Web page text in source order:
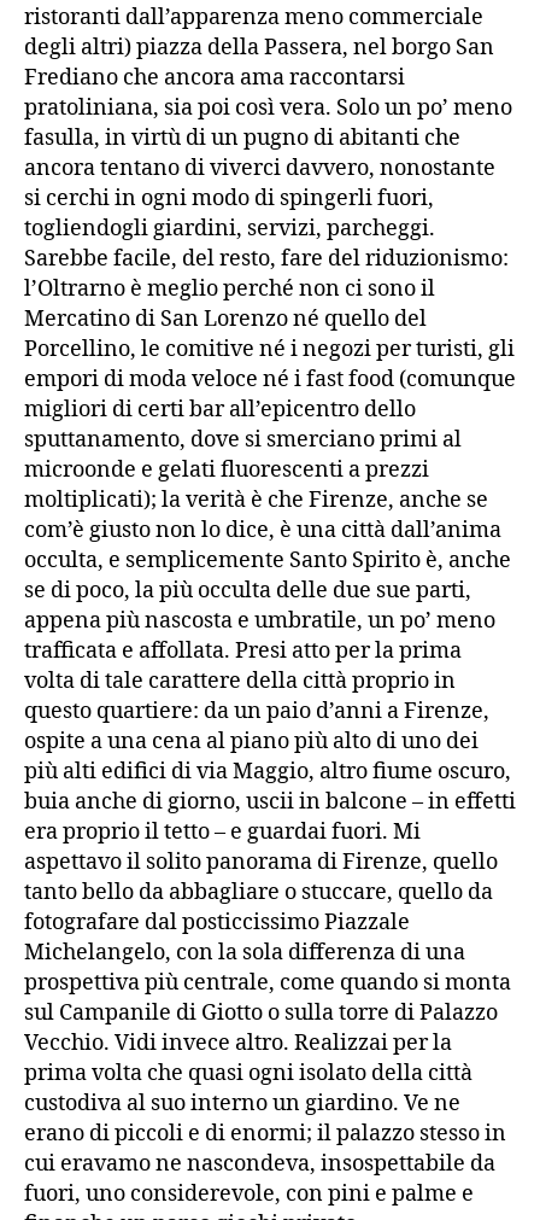
ristoranti dall’apparenza meno commerciale
degli altri) piazza della Passera, nel borgo San
Frediano che ancora ama raccontarsi
pratoliniana, sia poi così vera. Solo un po’ meno
fasulla, in virtù di un pugno di abitanti che
ancora tentano di viverci davvero, nonostante
si cerchi in ogni modo di spingerli fuori,
togliendogli giardini, servizi, parcheggi.
Sarebbe facile, del resto, fare del riduzionismo:
l’Oltrarno è meglio perché non ci sono il
Mercatino di San Lorenzo né quello del
Porcellino, le comitive né i negozi per turisti, gli
empori di moda veloce né i fast food (comunque
migliori di certi bar all’epicentro dello
sputtanamento, dove si smerciano primi al
microonde e gelati fluorescenti a prezzi
moltiplicati); la verità è che Firenze, anche se
com’è giusto non lo dice, è una città dall’anima
occulta, e semplicemente Santo Spirito è, anche
se di poco, la più occulta delle due sue parti,
appena più nascosta e umbratile, un po’ meno
trafficata e affollata. Presi atto per la prima
volta di tale carattere della città proprio in
questo quartiere: da un paio d’anni a Firenze,
ospite a una cena al piano più alto di uno dei
più alti edifici di via Maggio, altro fiume oscuro,
buia anche di giorno, uscii in balcone – in effetti
era proprio il tetto – e guardai fuori. Mi
aspettavo il solito panorama di Firenze, quello
tanto bello da abbagliare o stuccare, quello da
fotografare dal posticcissimo Piazzale
Michelangelo, con la sola differenza di una
prospettiva più centrale, come quando si monta
sul Campanile di Giotto o sulla torre di Palazzo
Vecchio. Vidi invece altro. Realizzai per la
prima volta che quasi ogni isolato della città
custodiva al suo interno un giardino. Ve ne
erano di piccoli e di enormi; il palazzo stesso in
cui eravamo ne nascondeva, insospettabile da
fuori, uno considerevole, con pini e palme e